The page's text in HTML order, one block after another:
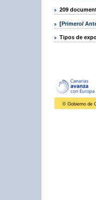
209
[Primero/
Tipos de
© Gobierno de